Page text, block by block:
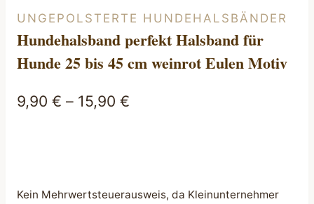
UNGEPOLSTERTE HUNDEHALSBÄNDER
Hundehalsband perfekt Halsband für
Hunde 25 bis 45 cm weinrot Eulen Motiv
9,90 € – 15,90 €
Kein Mehrwertsteuerausweis, da Kleinunternehmer